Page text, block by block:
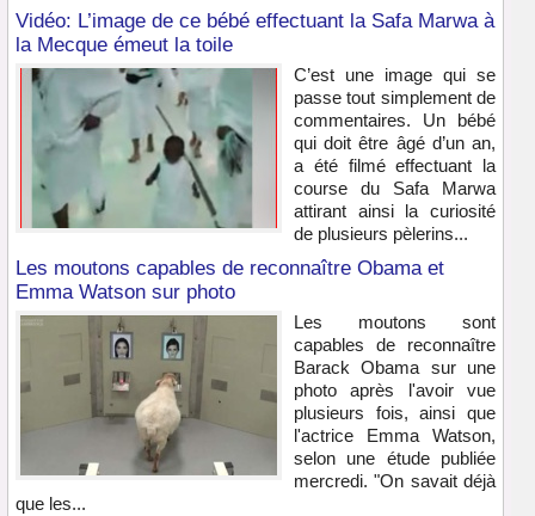
Vidéo: L’image de ce bébé effectuant la Safa Marwa à
la Mecque émeut la toile
C’est une image qui se
passe tout simplement de
commentaires. Un bébé
qui doit être âgé d’un an,
a été filmé effectuant la
course du Safa Marwa
attirant ainsi la curiosité
de plusieurs pèlerins...
Les moutons capables de reconnaître Obama et
Emma Watson sur photo
Les moutons sont
capables de reconnaître
Barack Obama sur une
photo après l'avoir vue
plusieurs fois, ainsi que
l'actrice Emma Watson,
selon une étude publiée
mercredi. "On savait déjà
que les...